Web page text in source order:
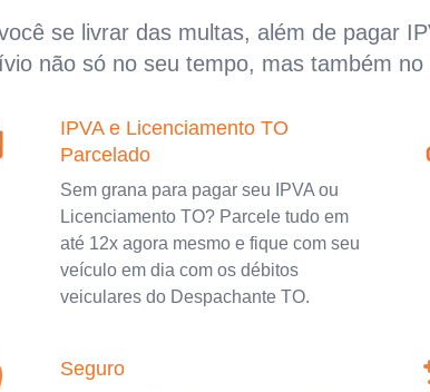
se livrar das multas, além de pagar
não só no seu tempo, mas também no
IPVA e Licenciamento TO
Parcelado
Sem grana para pagar seu IPVA ou
Licenciamento TO? Parcele tudo em
até 12x agora mesmo e fique com seu
veículo em dia com os débitos
veiculares do Despachante TO.
Seguro